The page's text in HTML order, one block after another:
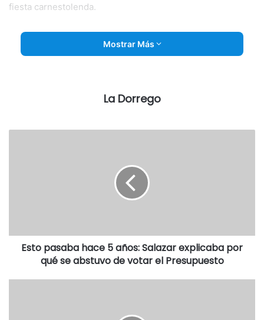
fiesta carnestolenda.
TRIZAS CAUTIVÓ AL PÚBLICO DE MARISOL
en el aire, brindando un muy atractivo show, ante una gran
cual estuvo a casi plenitud de su capacidad.
Mostrar Más
La Dorrego
Esto pasaba hace 5 años: Salazar explicaba por
qué se abstuvo de votar el Presupuesto